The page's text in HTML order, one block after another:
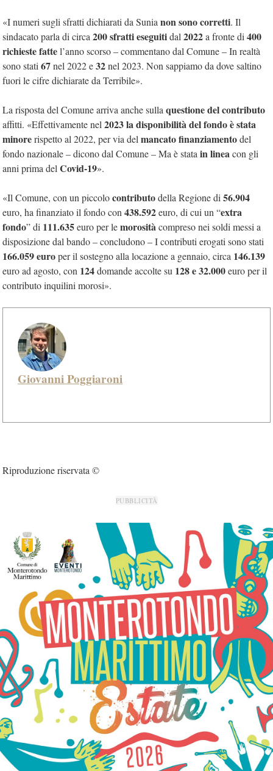
«I numeri sugli sfratti dichiarati da Sunia non sono corretti. Il
sindacato parla di circa 200 sfratti eseguitidal 2022a fronte di 400
richieste fattel’anno scorso – commentano dal Comune – In realtà
sono stati 67nel 2022 e32nel 2023. Non sappiamo da dove saltino
fuori le cifre dichiarate da Terribile».
La risposta del Comune arriva anche sulla questione del contributo
affitti. «Effettivamente nel 2023 la disponibilità del fondo è stata
minorerispetto al 2022, per via del mancato finanziamentodel
fondo nazionale – dicono dal Comune – Ma è stata in lineacon gli
anni prima del Covid-19».
«Il Comune, con un piccolocontributodella Regione di 56.904
euro, ha finanziato il fondo con 438.592euro, di cui un “extra
fondo” di 111.635euro per lemorositàcompreso nei soldi messi a
disposizione dal bando – concludono – I contributi erogati sono stati
166.059 europer il sostegno alla locazione a gennaio, circa 146.139
euro ad agosto, con 124domande accolte su 128 e 32.000euro per il
contributo inquilini morosi».
Giovanni Poggiaroni
Riproduzione riservata ©
PUBBLICITÀ